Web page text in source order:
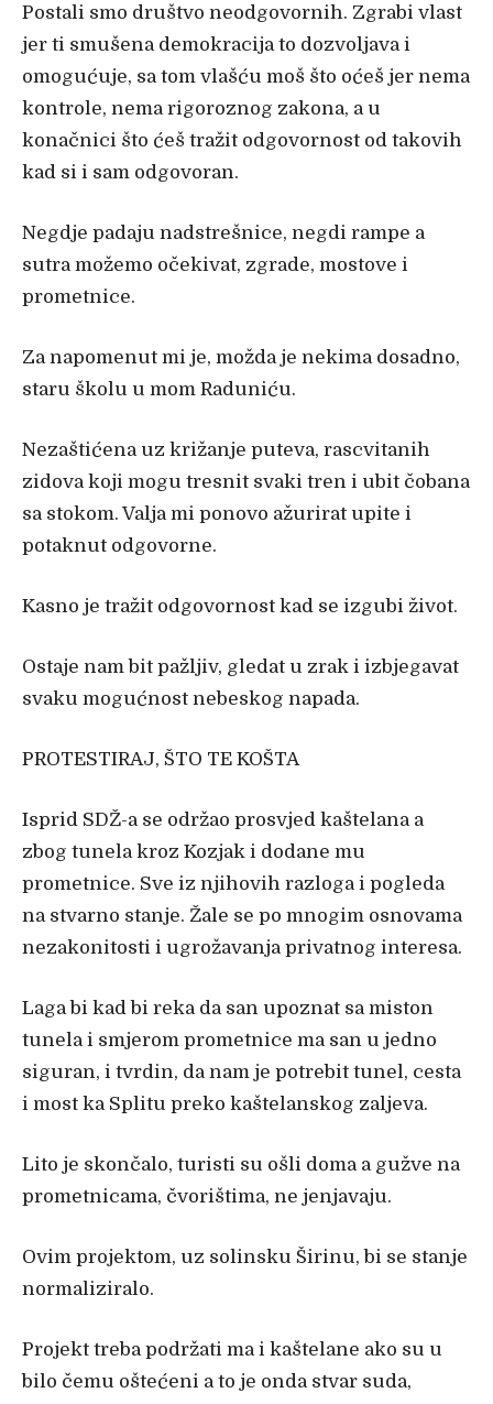
Postali smo društvo neodgovornih. Zgrabi vlast
jer ti smušena demokracija to dozvoljava i
omogućuje, sa tom vlašću moš što oćeš jer nema
kontrole, nema rigoroznog zakona, a u
konačnici što ćeš tražit odgovornost od takovih
kad si i sam odgovoran.
Negdje padaju nadstrešnice, negdi rampe a
sutra možemo očekivat, zgrade, mostove i
prometnice.
Za napomenut mi je, možda je nekima dosadno,
staru školu u mom Raduniću.
Nezaštićena uz križanje puteva, rascvitanih
zidova koji mogu tresnit svaki tren i ubit čobana
sa stokom. Valja mi ponovo ažurirat upite i
potaknut odgovorne.
Kasno je tražit odgovornost kad se izgubi život.
Ostaje nam bit pažljiv, gledat u zrak i izbjegavat
svaku mogućnost nebeskog napada.
PROTESTIRAJ, ŠTO TE KOŠTA
Isprid SDŽ-a se održao prosvjed kaštelana a
zbog tunela kroz Kozjak i dodane mu
prometnice. Sve iz njihovih razloga i pogleda
na stvarno stanje. Žale se po mnogim osnovama
nezakonitosti i ugrožavanja privatnog interesa.
Laga bi kad bi reka da san upoznat sa miston
tunela i smjerom prometnice ma san u jedno
siguran, i tvrdin, da nam je potrebit tunel, cesta
i most ka Splitu preko kaštelanskog zaljeva.
Lito je skončalo, turisti su ošli doma a gužve na
prometnicama, čvorištima, ne jenjavaju.
Ovim projektom, uz solinsku Širinu, bi se stanje
normaliziralo.
Projekt treba podržati ma i kaštelane ako su u
bilo čemu oštećeni a to je onda stvar suda,